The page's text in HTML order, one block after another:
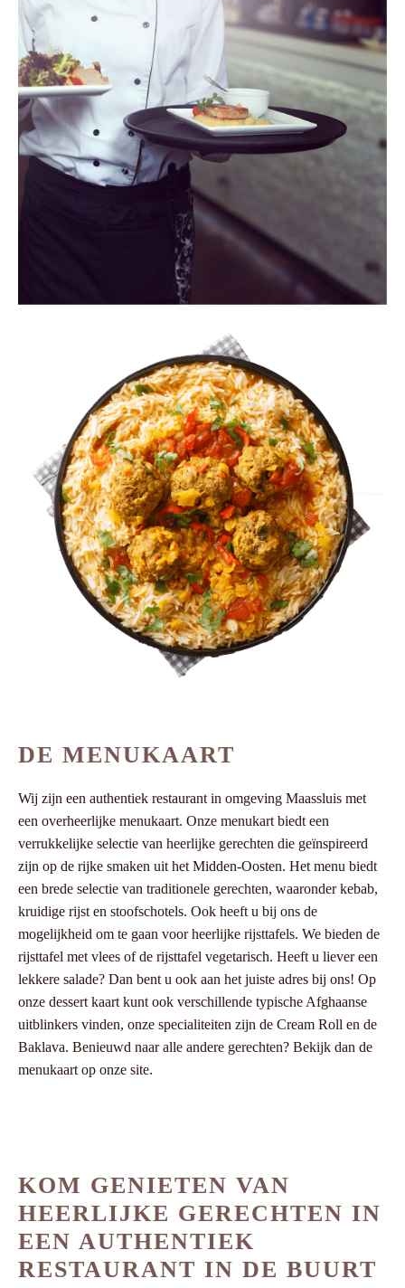
DE MENUKAART
Wij zijn een authentiek restaurant in omgeving Maassluis met
een overheerlijke menukaart. Onze menukart biedt een
verrukkelijke selectie van heerlijke gerechten die geïnspireerd
zijn op de rijke smaken uit het Midden-Oosten. Het menu biedt
een brede selectie van traditionele gerechten, waaronder kebab,
kruidige rijst en stoofschotels. Ook heeft u bij ons de
mogelijkheid om te gaan voor heerlijke rijsttafels. We bieden de
rijsttafel met vlees of de rijsttafel vegetarisch. Heeft u liever een
lekkere salade? Dan bent u ook aan het juiste adres bij ons! Op
onze dessert kaart kunt ook verschillende typische Afghaanse
uitblinkers vinden, onze specialiteiten zijn de Cream Roll en de
Baklava. Benieuwd naar alle andere gerechten? Bekijk dan de
menukaart op onze site.
KOM GENIETEN VAN
HEERLIJKE GERECHTEN IN
EEN AUTHENTIEK
RESTAURANT IN DE BUURT